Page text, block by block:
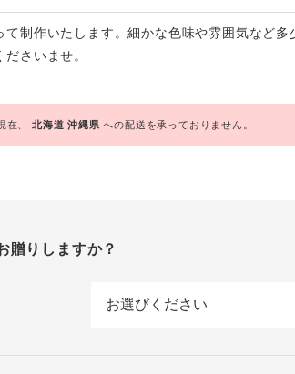
制作いたします。細かな色味や雰囲気など多
さいませ。
在、北海道沖縄県への配送を承っておりません。
贈りしますか？